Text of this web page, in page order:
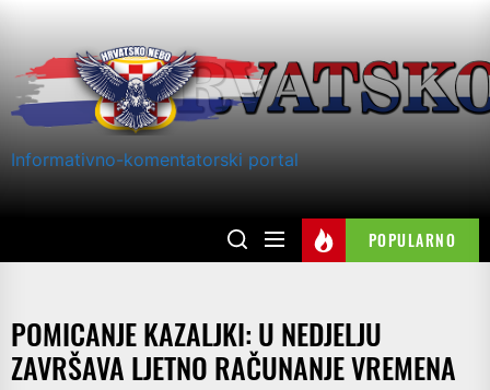
content
Informativno-komentatorski portal
POPULARNO
POMICANJE KAZALJKI: U NEDJELJU
ZAVRŠAVA LJETNO RAČUNANJE VREMENA